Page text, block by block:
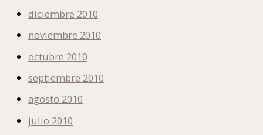
diciembre 2010
noviembre 2010
octubre 2010
septiembre 2010
agosto 2010
julio 2010